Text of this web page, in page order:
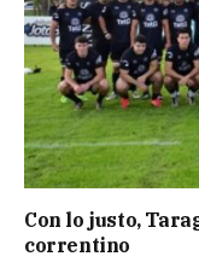
Con lo justo,
correntino